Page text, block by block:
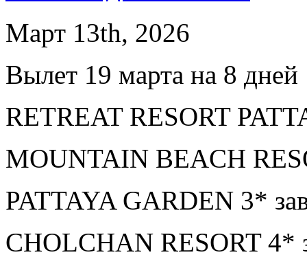
Март 13th, 2026
Вылет 19 марта на 8 дней
RETREAT RESORT
MOUNTAIN BEACH
PATTAYA GARDEN 3*
CHOLCHAN RESORT 4*